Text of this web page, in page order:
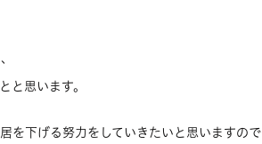
と思います。
を下げる努力をしていきたいと思いますので